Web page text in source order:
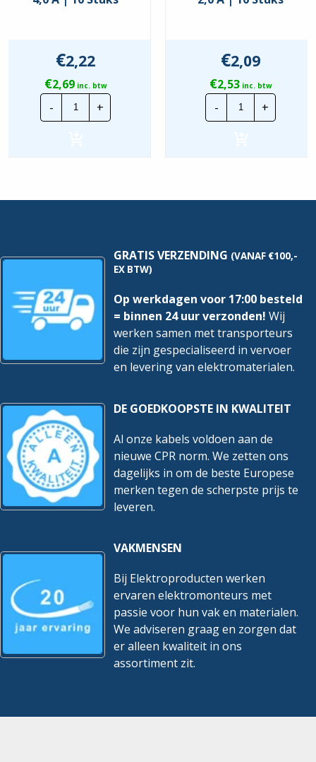
€2,22
€2,69inc. btw
-
Glaszekering
5x20
snel
+
€2,09
€2,53inc. btw
-
Glaszekering
5x20
snel
+
GRATIS VERZENDING (VANAF €100,-
EX BTW)
Op werkdagen voor 17:00 besteld
= binnen 24 uur verzonden! Wij
werken samen met transporteurs
die zijn gespecialiseerd in vervoer
en levering van elektromaterialen.
DE GOEDKOOPSTE IN KWALITEIT
Al onze kabels voldoen aan de
nieuwe CPR norm. We zetten ons
dagelijks in om de beste Europese
merken tegen de scherpste prijs te
leveren.
VAKMENSEN
Bij Elektroproducten werken
ervaren elektromonteurs met
passie voor hun vak en materialen.
We adviseren graag en zorgen dat
er alleen kwaliteit in ons
assortiment zit.